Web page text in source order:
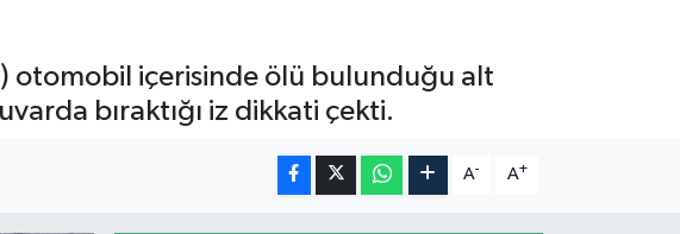
otomobil içerisinde ölü bulunduğu alt
bıraktığı iz dikkati çekti.
A- A+